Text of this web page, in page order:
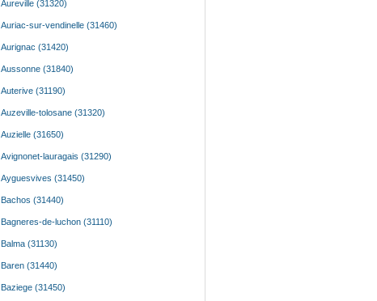
Aureville (31320)
Auriac-sur-vendinelle (31460)
Aurignac (31420)
Aussonne (31840)
Auterive (31190)
Auzeville-tolosane (31320)
Auzielle (31650)
Avignonet-lauragais (31290)
Ayguesvives (31450)
Bachos (31440)
Bagneres-de-luchon (31110)
Balma (31130)
Baren (31440)
Baziege (31450)